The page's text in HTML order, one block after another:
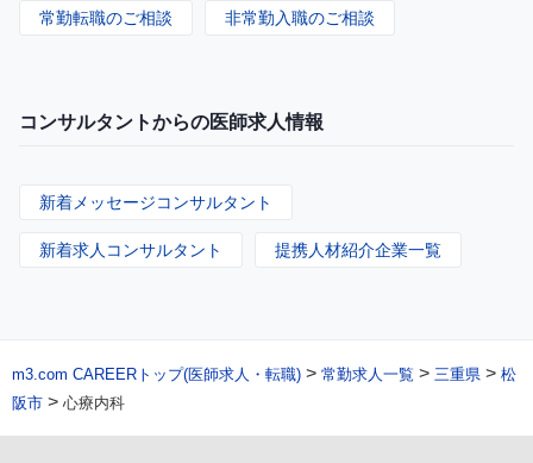
常勤転職のご相談 非常勤入職のご相談
コンサルタントからの医師求人情報
新着メッセージコンサルタント
新着求人コンサルタント 提携人材紹介企業一覧
m3.com CAREERトップ(医師求人・転職) > 常勤求人一覧 > 三重県 > 松
阪市 > 心療内科